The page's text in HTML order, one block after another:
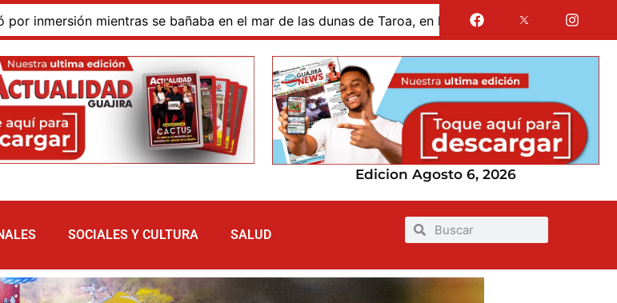
mientras se bañaba en el mar de las dunas de Taroa, en la Alta Guajira Gases de La
Edicion Agosto 6, 2026
SOCIALES Y CULTURA SALUD